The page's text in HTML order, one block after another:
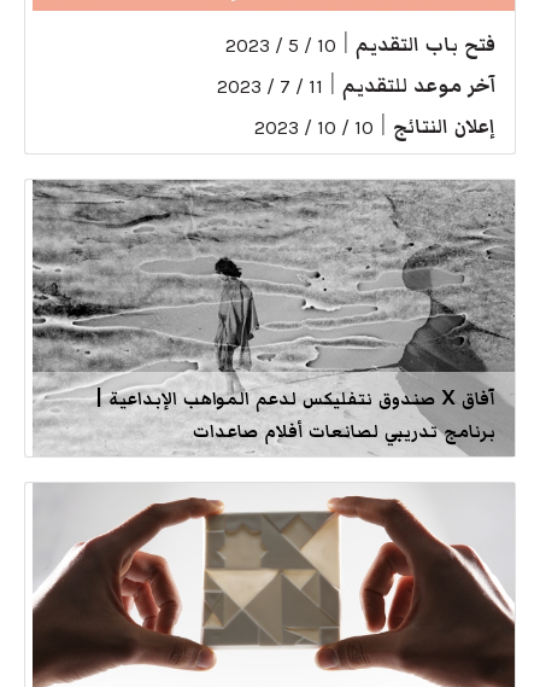
فتح باب التقديم 10 / 5 / 2023
آخر موعد للتقديم 11 / 7 / 2023
إعلان النتائج 10 / 10 / 2023
آفاق X صندوق نتفليكس لدعم المواهب الإبداعية |
برنامج تدريبي لصانعات أفلام صاعدات